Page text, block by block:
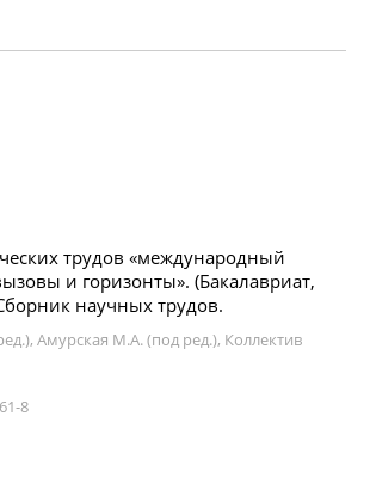
трудов «международный
и горизонты». (Бакалавриат,
научных трудов.
Амурская М.А. (под ред.), Коллектив
8